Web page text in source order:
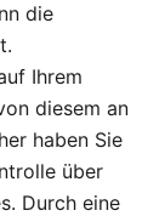
die
Ihrem
diesem an
haben Sie
über
Durch eine